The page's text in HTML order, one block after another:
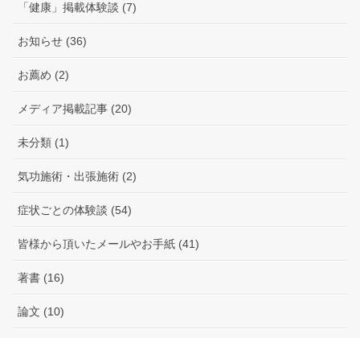
「健康」掲載体験談 (7)
お知らせ (36)
お薦め (2)
メディア掲載記事 (20)
未分類 (1)
気功施術・出張施術 (2)
症状ごとの体験談 (54)
皆様から頂いたメールやお手紙 (41)
著書 (16)
論文 (10)